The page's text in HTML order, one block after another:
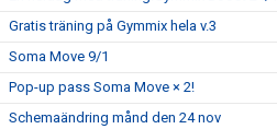
Gratis träning på Gymmix hela v.3
Soma Move 9/1
Pop-up pass Soma Move × 2!
Schemaändring månd den 24 nov